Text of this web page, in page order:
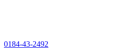
0184-43-2492